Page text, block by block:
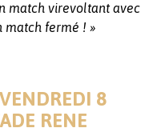
match virevoltant avec
match fermé ! »
8
RENE